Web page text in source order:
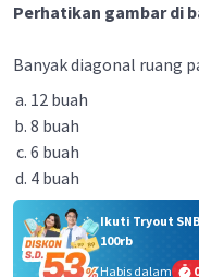
Perhatikan gambar di
Banyak diagonal ruang
12 buah
8 buah
6 buah
4 buah
Ikuti Tryout
100rb
Habis dalam